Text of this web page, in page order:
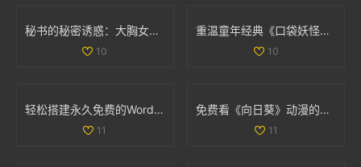
秘书的秘密诱惑：大胸女性间的亲密互动与相互渴望
10
重温童年经典《口袋妖怪强进化2.5》，再续佩奇冒险之旅！
10
轻松搭建永久免费的WordPress网站全攻略与实用技巧
11
免费看《向日葵》动漫的最佳途径和资源分享
11